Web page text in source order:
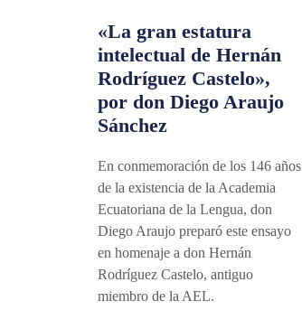
«La gran estatura
intelectual de Hernán
Rodríguez Castelo»,
por don Diego Araujo
Sánchez
En conmemoración de los 146 años
de la existencia de la Academia
Ecuatoriana de la Lengua, don
Diego Araujo preparó este ensayo
en homenaje a don Hernán
Rodríguez Castelo, antiguo
miembro de la AEL.